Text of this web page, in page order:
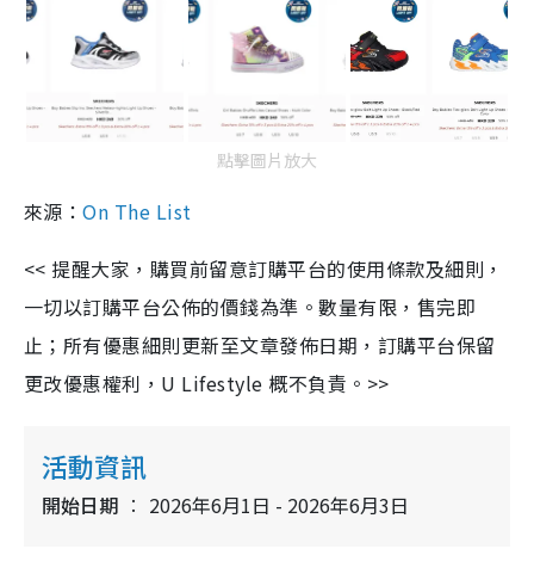
點擊圖片放大
來源：On The List
<< 提醒大家，購買前留意訂購平台的使用條款及細則，
一切以訂購平台公佈的價錢為準。數量有限，售完即
止；所有優惠細則更新至文章發佈日期，訂購平台保留
更改優惠權利，U Lifestyle 概不負責。>>
活動資訊
開始日期 2026年6月1日 - 2026年6月3日